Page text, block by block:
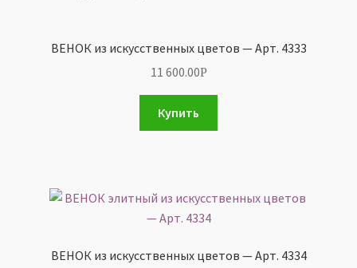
ВЕНОК из искусственных цветов — Арт. 4333
11 600.00Р
Купить
ВЕНОК из искусственных цветов — Арт. 4334